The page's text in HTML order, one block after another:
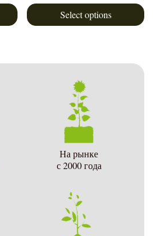
Select options
На рынке
с 2000 года